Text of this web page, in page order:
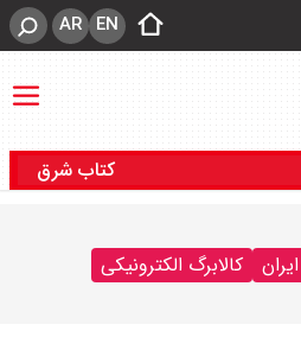
EN
AR
کتاب شرق
کالابرگ الکترونیکی